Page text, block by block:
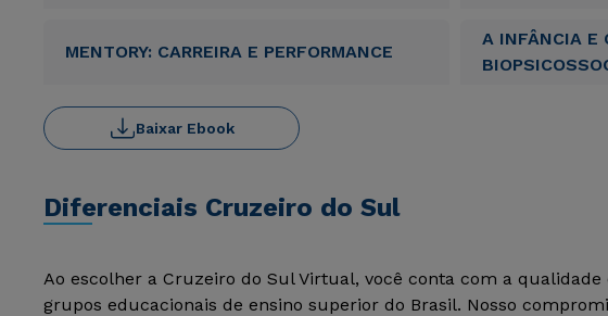
MENTORY: CARREIRA E PERFORMANCE
A INFÂNCIA E
Baixar Ebook
Diferenciais Cruzeiro do Sul
Ao escolher a Cruzeiro do Sul Virtual, você conta com a
grupos educacionais de ensino superior do Brasil. Nosso